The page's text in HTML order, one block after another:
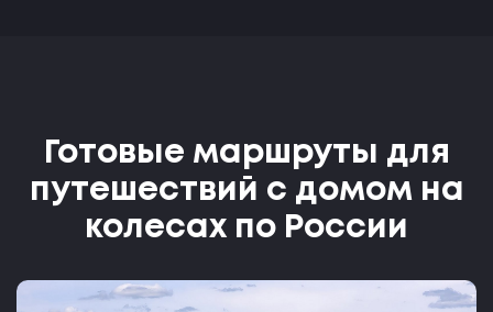
Готовые маршруты для
путешествий с домом на
колесах по России